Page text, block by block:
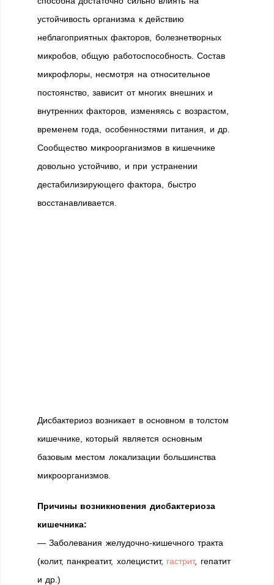
устойчивость организма к действию
неблагоприятных факторов, болезнетворных
микробов, общую работоспособность. Состав
микрофлоры, несмотря на относительное
постоянство, зависит от многих внешних и
внутренних факторов, изменяясь с возрастом,
временем года, особенностями питания, и др.
Сообщество микроорганизмов в кишечнике
довольно устойчиво, и при устранении
дестабилизирующего фактора, быстро
восстанавливается.
Дисбактериоз возникает в основном в толстом
кишечнике, который является основным
базовым местом локализации большинства
микроорганизмов.
Причины возникновения дисбактериоза
кишечника:
— Заболевания желудочно-кишечного тракта
(колит, панкреатит, холецистит, гастрит, гепатит
и др.)